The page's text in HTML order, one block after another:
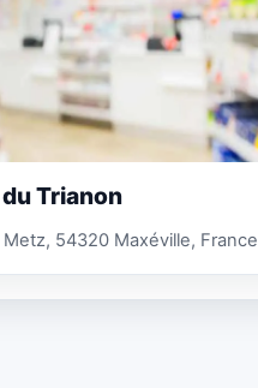
Trianon
54320 Maxéville, France